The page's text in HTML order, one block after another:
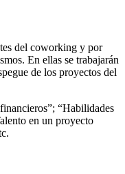
del coworking y por
En ellas se trabajarán
de los proyectos del
“Habilidades
en un proyecto